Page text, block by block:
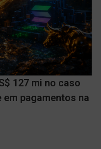
127 mi no caso
pagamentos na